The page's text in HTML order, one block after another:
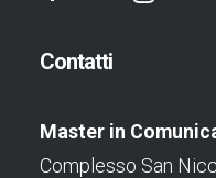
Contatti
Master in
Complesso San